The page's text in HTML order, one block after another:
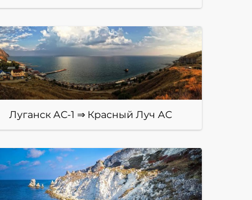
Луганск АС-1 ⇒ Красный Луч АС